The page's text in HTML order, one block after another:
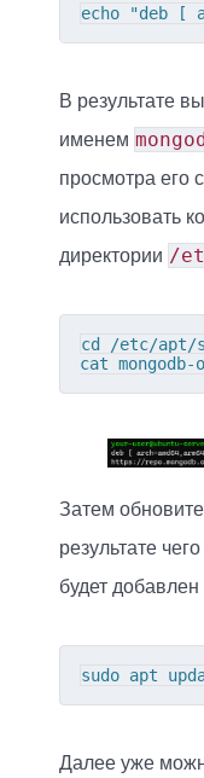
echo "deb [
В результате
именем
просмотра его
использовать
директории /
cd /etc/apt/
cat
Затем
результате
будет добавлен
sudo apt
Далее уже